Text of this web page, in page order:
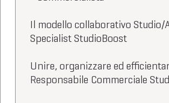
Il modello collaborativo Studio/
Specialist StudioBoost
Unire, organizzare ed
Responsabile Commerciale